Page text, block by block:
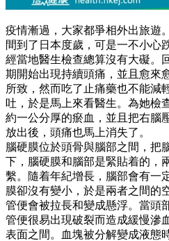
疫情漸過，大家都爭相外出旅遊
間到了日本度歲，可是一不小心
經當地醫生檢查總算沒有大礙。
期開始出現持續頭痛，並且愈來
所致，然而吃了止痛藥也不能減
吐，於是馬上來看醫生。為她檢
約一公分厚的瘀血，並且把右腦
放出後，頭痛也馬上消失了。
腦硬膜位於頭骨與腦部之間，把
下，腦硬膜和腦部是緊貼着的，
繫。隨着年紀增長，腦部會有一
膜卻沒有變小，於是兩者之間的
管便會被拉長和變成懸浮。當頭
管便很易出現破裂而造成緩慢滲
表面之間。血塊被分解變成液態